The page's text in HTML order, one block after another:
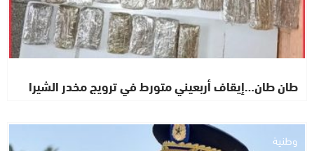
طان طان…إيقاف أربعيني متورط في ترويج مخدر الشيرا
وطنية